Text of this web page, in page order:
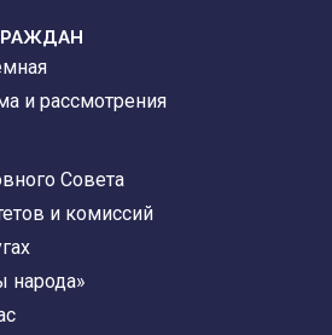
и рассмотрения
Совета
и комиссий
народа»